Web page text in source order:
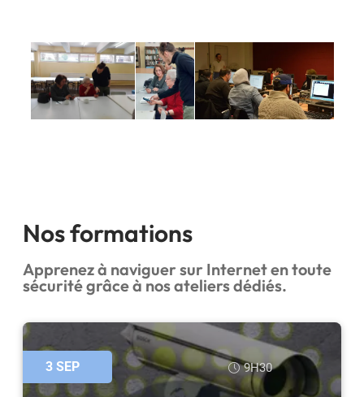
Nos formations
Apprenez à naviguer sur Internet en toute
sécurité grâce à nos ateliers dédiés.
3 SEP 9H30